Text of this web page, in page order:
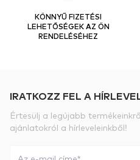
KÖNNYŰ FIZETÉSI
LEHETŐSÉGEK AZ ÖN
RENDELÉSÉHEZ
IRATKOZZ FEL A
Értesülj a legújabb
ajánlatokról a hírleveleinkből!